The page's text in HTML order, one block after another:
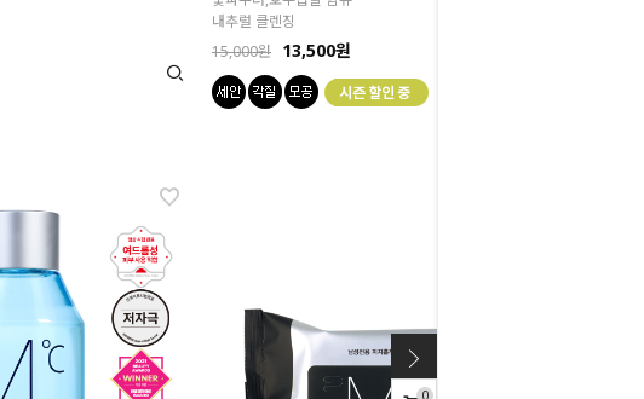
0
내추럴 클렌징
15,000원 13,500원